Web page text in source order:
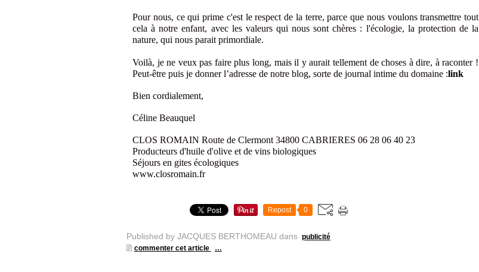
Pour nous, ce qui prime c'est le respect de la terre, parce que nous voulons transmettre tout
cela à notre enfant, avec les valeurs qui nous sont chères : l'écologie, la protection de la
nature, qui nous parait primordiale.
Voilà, je ne veux pas faire plus long, mais il y aurait tellement de choses à dire, à raconter !
Peut-être puis je donner l’adresse de notre blog, sorte de journal intime du domaine :link
Bien cordialement,
Céline Beauquel
CLOS ROMAIN Route de Clermont 34800 CABRIERES 06 28 06 40 23
Producteurs d'huile d'olive et de vins biologiques
Séjours en gites écologiques
www.closromain.fr
Repost 0
Published by JACQUES BERTHOMEAU dans publicité
commenter cet article
…